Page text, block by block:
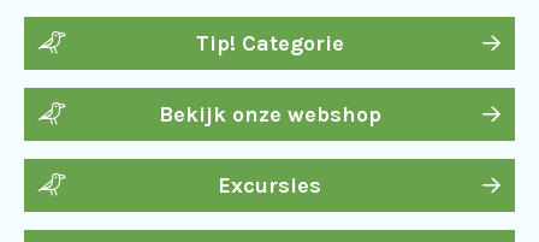
Tip! Categorie
Bekijk onze webshop
Excursies